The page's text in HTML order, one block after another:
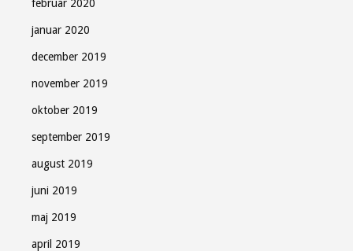
februar 2020
januar 2020
december 2019
november 2019
oktober 2019
september 2019
august 2019
juni 2019
maj 2019
april 2019